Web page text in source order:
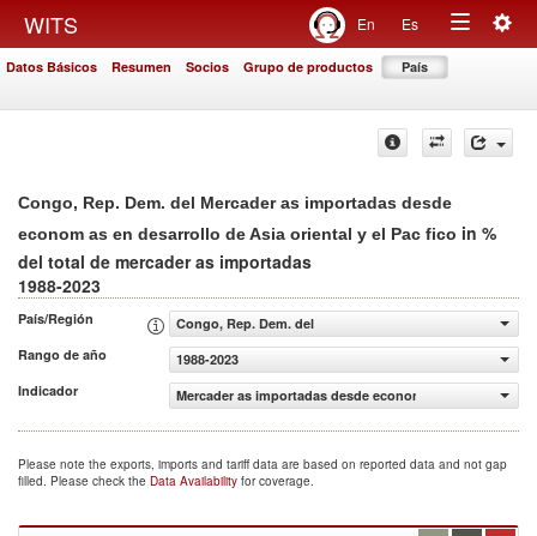
WITS En Es
Toggle
Datos Básicos Resumen Socios Grupo de productos País
Congo, Rep. Dem. del Mercader as importadas desde
econom as en desarrollo de Asia oriental y el Pac fico in %
del total de mercader as importadas
1988-2023
País/Región
Congo, Rep. Dem. del
Rango de año
1988-2023
Indicador
Mercader as importadas desde econom as en
Please note the exports, imports and tariff data are based on reported data and not gap
filled. Please check the Data Availability for coverage.